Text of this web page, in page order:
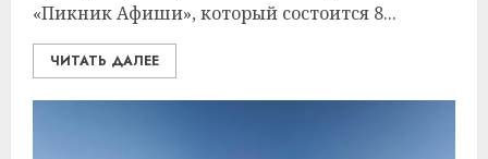
«Пикник Афиши», который состоится 8...
ЧИТАТЬ ДАЛЕЕ